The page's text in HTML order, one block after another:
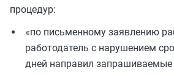
процедур:
«по письменному заявлению
работодатель с нарушением
дней направил